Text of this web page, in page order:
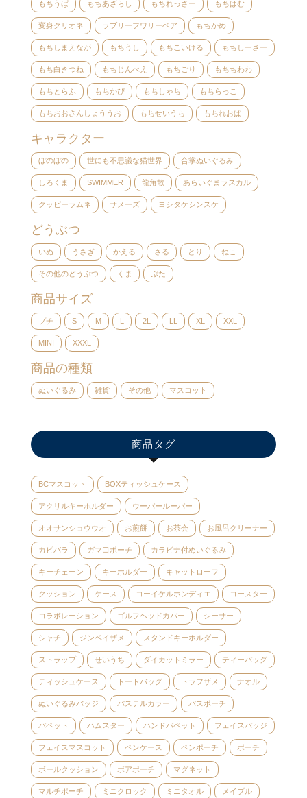
もちうぱ もちあざらし もちれっさー もちはむ
変身クリオネ ラブリーフワリーベア もちかめ
もちしまえなが もちうし もちこいける もちしーさー
もち白きつね もちじんべえ もちごり もちちわわ
もちとらふ もちかぴ もちしゃち もちらっこ
もちおおさんしょううお もちせいうち もちれおぱ
キャラクター
ぼのぼの 世にも不思議な猫世界 合掌ぬいぐるみ
しろくま SWIMMER 龍角散 あらいぐまラスカル
クッピーラムネ サメーズ ヨシタケシンスケ
どうぶつ
いぬ うさぎ かえる さる とり ねこ
その他のどうぶつ くま ぶた
商品サイズ
プチ S M L 2L LL XL XXL
MINI XXXL
商品の種類
ぬいぐるみ 雑貨 その他 マスコット
商品タグ
BCマスコット BOXティッシュケース
アクリルキーホルダー ウーパールーパー
オオサンショウウオ お煎餅 お茶会 お風呂クリーナー
カピバラ ガマ口ポーチ カラビナ付ぬいぐるみ
キーチェーン キーホルダー キャットローフ
クッション ケース コーイケルホンディエ コースター
コラボレーション ゴルフヘッドカバー シーサー
シャチ ジンベイザメ スタンドキーホルダー
ストラップ せいうち ダイカットミラー ティーバッグ
ティッシュケース トートバッグ トラフザメ ナオル
ぬいぐるみバッジ パステルカラー パスポーチ
パペット ハムスター ハンドパペット フェイスバッジ
フェイスマスコット ペンケース ペンポーチ ポーチ
ボールクッション ボアポーチ マグネット
マルチポーチ ミニクロック ミニタオル メイプル